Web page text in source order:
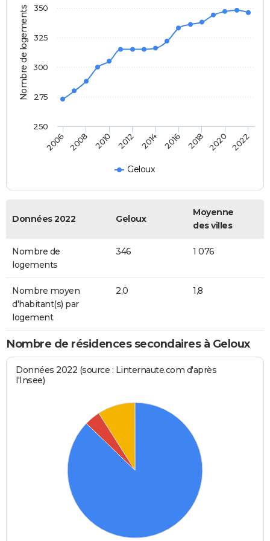
Nombre de logements
Geloux
2006 2008 2010 2012 2014 2016 2018 2020 2022
300
250
275
325
350
Données 2022 Geloux
Moyenne
des villes
Nombre de
logements
346 1 076
Nombre moyen
d'habitant(s) par
logement
2,0 1,8
Nombre de résidences secondaires à Geloux
Données 2022 (source : Linternaute.com d'après
l'Insee)